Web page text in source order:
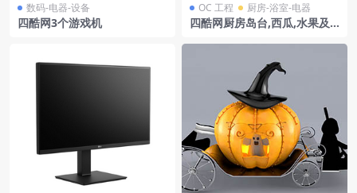
数码-电器-设备
四酷网3个游戏机
OC 工程 厨房-浴室-电器
四酷网厨房岛台,西瓜,水果及